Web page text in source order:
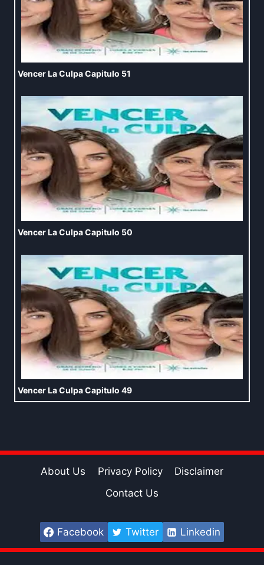
Vencer La Culpa Capitulo 51
Vencer La Culpa Capitulo 50
Vencer La Culpa Capitulo 49
About Us Privacy Policy
Disclaimer
Contact Us
Facebook Twitter Linkedin